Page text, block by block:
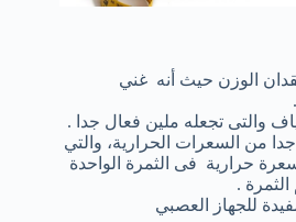
الوزن حيث أنه غني
والتى تجعله ملين فعال جدا .
من السعرات الحرارية، و التي
حرارية فى الثمرة الواحدة
الثمرة .
للجهاز العصبي